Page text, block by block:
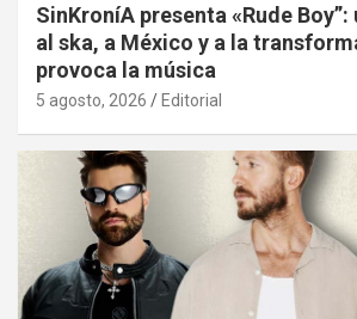
SinKroníA presenta «Rude
al ska, a México y a la
provoca la música
5 agosto, 2026 Editorial